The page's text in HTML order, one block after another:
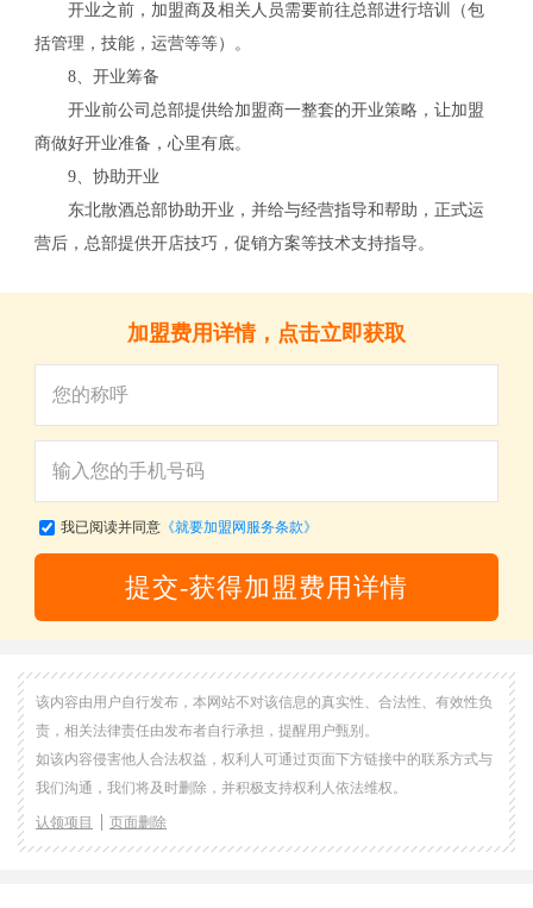
关
开业之前，加盟商及相关人员需要前往总部进行培训（包
括管理，技能，运营等等）。
8、开业筹备
开业前公司总部提供给加盟商一整套的开业策略，让加盟
商做好开业准备，心里有底。
9、协助开业
东北散酒总部协助开业，并给与经营指导和帮助，正式运
营后，总部提供开店技巧，促销方案等技术支持指导。
加盟费用详情，点击立即获取
我已阅读并同意《就要加盟网服务条款》
提交-获得加盟费用详情
该内容由用户自行发布，本网站不对该信息的真实性、合法性、有效性负
责，相关法律责任由发布者自行承担，提醒用户甄别。
如该内容侵害他人合法权益，权利人可通过页面下方链接中的联系方式与
我们沟通，我们将及时删除，并积极支持权利人依法维权。
认领项目 页面删除